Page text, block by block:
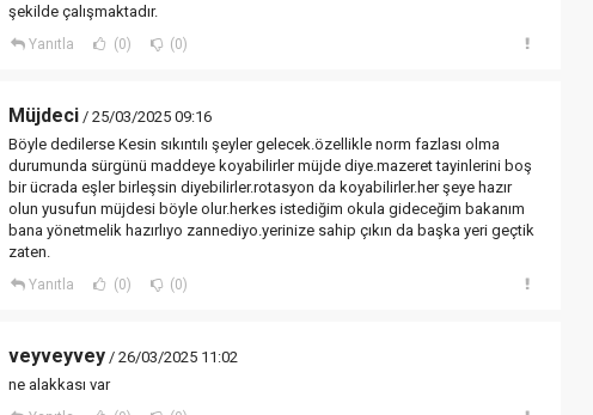
şekilde çalışmaktadır.
Yanıtla (0) (0)
Müjdeci / 25/03/2025 09:16
Böyle dedilerse Kesin sıkıntılı şeyler gelecek.özellikle norm fazlası olma
durumunda sürgünü maddeye koyabilirler müjde diye.mazeret tayinlerini boş
bir ücrada eşler birleşsin diyebilirler.rotasyon da koyabilirler.her şeye hazır
olun yusufun müjdesi böyle olur.herkes istediğim okula gideceğim bakanım
bana yönetmelik hazırlıyo zannediyo.yerinize sahip çıkın da başka yeri geçtik
zaten.
Yanıtla (0) (0)
veyveyvey / 26/03/2025 11:02
ne alakkası var